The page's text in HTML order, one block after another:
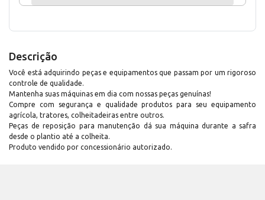
Descrição
Você está adquirindo peças e equipamentos que passam por um rigoroso
controle de qualidade.
Mantenha suas máquinas em dia com nossas peças genuínas!
Compre com segurança e qualidade produtos para seu equipamento
agrícola, tratores, colheitadeiras entre outros.
Peças de reposição para manutenção dá sua máquina durante a safra
desde o plantio até a colheita.
Produto vendido por concessionário autorizado.